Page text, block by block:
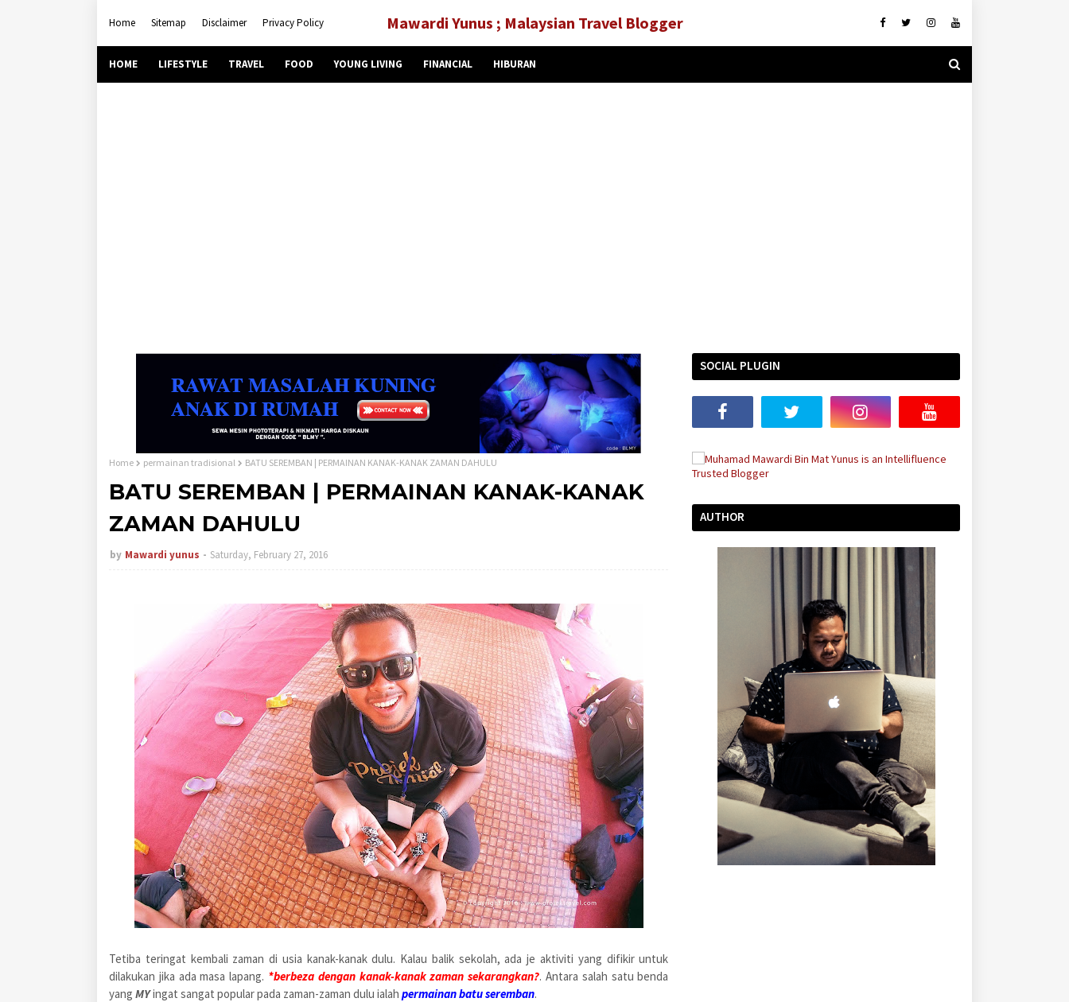
Home Sitemap Disclaimer Privacy Policy Mawardi Yunus ; Malaysian Travel Blogger
HOME LIFESTYLE TRAVEL FOOD YOUNG LIVING FINANCIAL HIBURAN
Home permainan tradisional BATU SEREMBAN | PERMAINAN KANAK-KANAK ZAMAN DAHULU
BATU SEREMBAN | PERMAINAN KANAK-KANAK
ZAMAN DAHULU
by Mawardi yunus Saturday, February 27, 2016
Tetiba teringat kembali zaman di usia kanak-kanak dulu. Kalau balik sekolah, ada je aktiviti yang difikir untuk
dilakukan jika ada masa lapang. *berbeza dengan kanak-kanak zaman sekarangkan?. Antara salah satu benda
yang MYingat sangat popular pada zaman-zaman dulu ialah permainan batu seremban.
SOCIAL PLUGIN
AUTHOR